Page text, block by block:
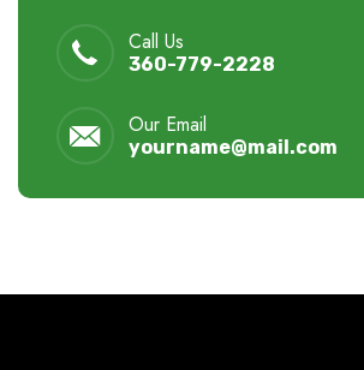
Call Us
360-779-2228
Our Email
yourname@mail.com